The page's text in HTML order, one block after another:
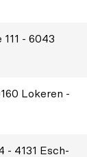
111 - 6043
Lokeren -
- 4131 Esch-